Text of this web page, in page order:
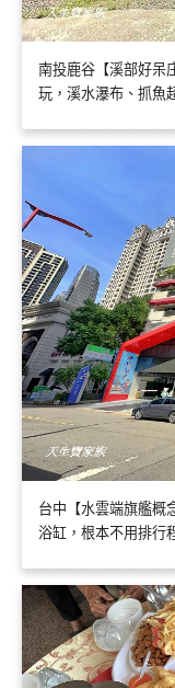
南投鹿谷【溪部好呆
玩，溪水瀑布、抓魚
台中【水雲端旗艦概
浴缸，根本不用排行